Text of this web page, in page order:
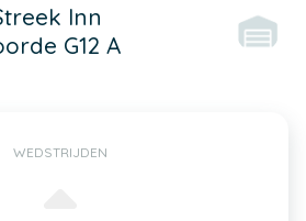
Inn
G12 A
WEDSTRIJDEN